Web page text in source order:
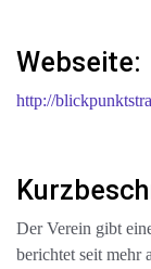
Webseite:
http://
Der Verein gibt
berichtet seit mehr